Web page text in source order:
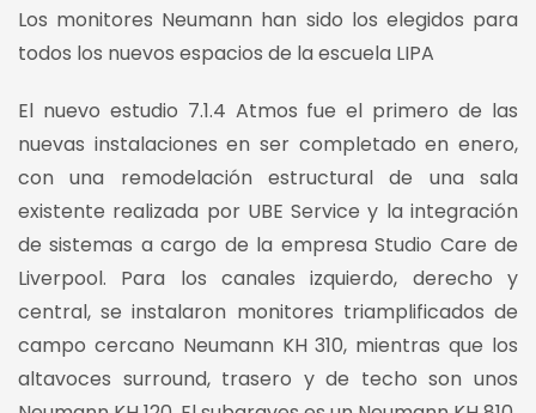
Los monitores Neumann han sido los elegidos para
todos los nuevos espacios de la escuela LIPA
El nuevo estudio 7.1.4 Atmos fue el primero de las
nuevas instalaciones en ser completado en enero,
con una remodelación estructural de una sala
existente realizada por UBE Service y la integración
de sistemas a cargo de la empresa Studio Care de
Liverpool. Para los canales izquierdo, derecho y
central, se instalaron monitores triamplificados de
campo cercano Neumann KH 310, mientras que los
altavoces surround, trasero y de techo son unos